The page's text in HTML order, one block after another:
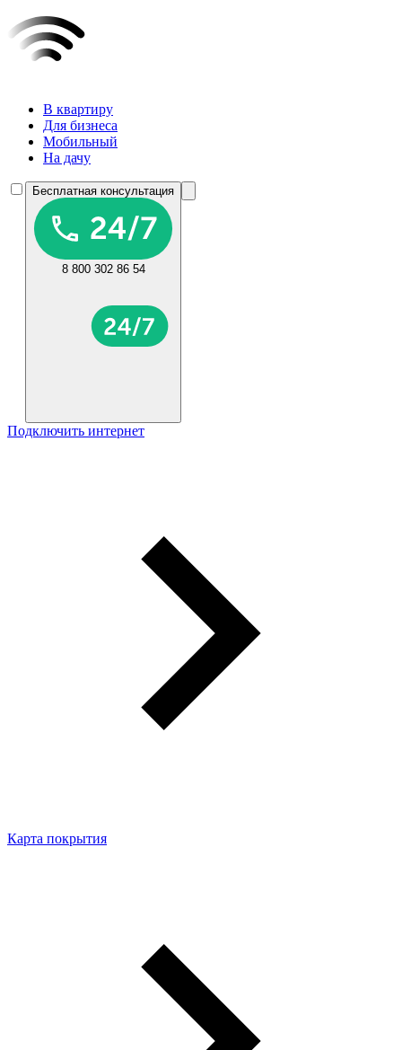
В квартиру
Для бизнеса
Мобильный
На дачу
Бесплатная консультация
8 800 302 86 54
Подключить интернет
Карта покрытия